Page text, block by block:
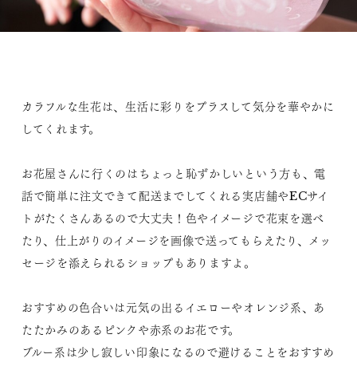
カラフルな生花は、生活に彩りをプラスして気分を華やかに
してくれます。
お花屋さんに行くのはちょっと恥ずかしいという方も、電
話で簡単に注文できて配送までしてくれる実店舗やECサイ
トがたくさんあるので大丈夫！色やイメージで花束を選べ
たり、仕上がりのイメージを画像で送ってもらえたり、メッ
セージを添えられるショップもありますよ。
おすすめの色合いは元気の出るイエローやオレンジ系、あ
たたかみのあるピンクや赤系のお花です。
ブルー系は少し寂しい印象になるので避けることをおすすめ